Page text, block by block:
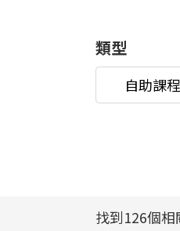
類型
自助課程
找到126個相